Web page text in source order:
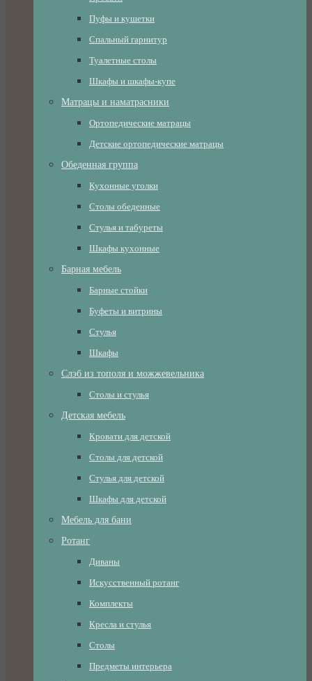
Пуфы и кушетки
Спальный гарнитур
Туалетные столы
Шкафы и шкафы-купе
Матрацы и наматрасники
Ортопедические матрацы
Детские ортопедические матрацы
Обеденная группа
Кухонные уголки
Столы обеденные
Стулья и табуреты
Шкафы кухонные
Барная мебель
Барные стойки
Буфеты и витрины
Стулья
Шкафы
Слэб из тополя и можжевельника
Столы и стулья
Детская мебель
Кровати для детской
Столы для детской
Стулья для детской
Шкафы для детской
Мебель для бани
Ротанг
Диваны
Искусственный ротанг
Комплекты
Кресла и стулья
Столы
Предметы интерьера